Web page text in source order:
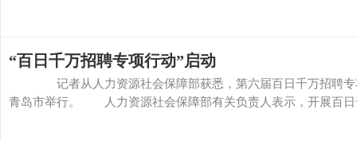
“百日千万招聘专项行动”启动
记者从人力资源社会保障部获悉，第六届百日千万招聘专项
青岛市举行。 人力资源社会保障部有关负责人表示，开展百日